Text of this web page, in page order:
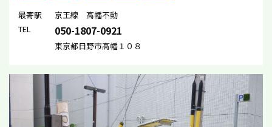
最寄駅
京王線 高幡不動
TEL
050-1807-0921
東京都日野市高幡１０８